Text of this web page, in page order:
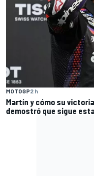
MOTOGP2 h
Martín y cómo su
demostró que sigue